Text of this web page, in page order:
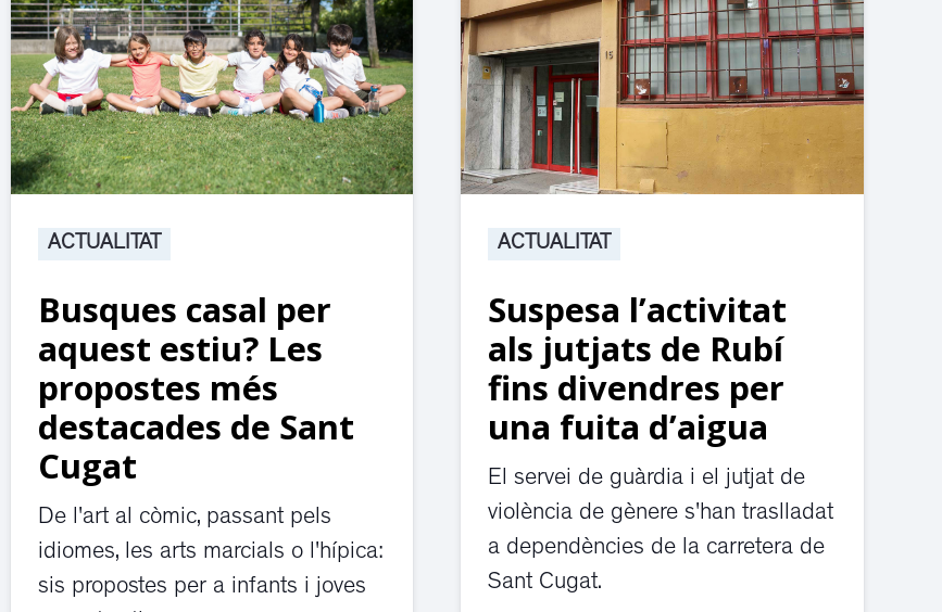
ACTUALITAT
Busques casal per
aquest estiu? Les
propostes més
destacades de Sant
Cugat
De l'art al còmic, passant pels
idiomes, les arts marcials o l'hípica:
sis propostes per a infants i joves
ACTUALITAT
Suspesa l’activitat
als jutjats de Rubí
fins divendres per
una fuita d’aigua
El servei de guàrdia i el jutjat de
violència de gènere s'han traslladat
a dependències de la carretera de
Sant Cugat.